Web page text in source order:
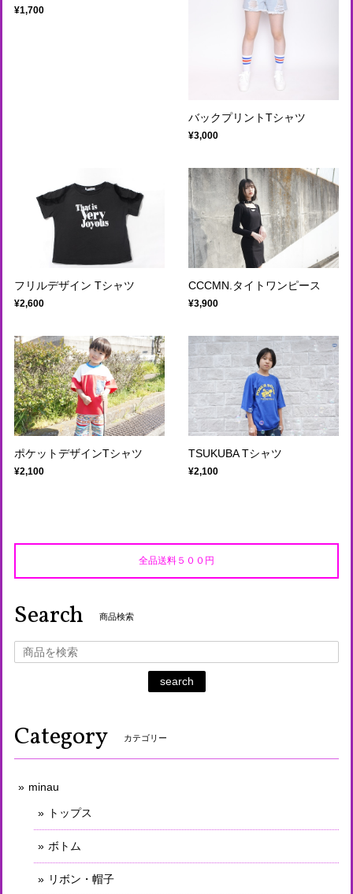
¥1,700
バックプリントTシャツ
¥3,000
フリルデザイン Tシャツ
¥2,600
CCCMN.タイトワンピース
¥3,900
ポケットデザインTシャツ
¥2,100
TSUKUBA Tシャツ
¥2,100
全品送料５００円
Search 商品検索
search
Category カテゴリー
minau
トップス
ボトム
リボン・帽子